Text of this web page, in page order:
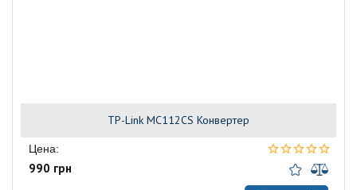
TP-Link MC112CS Конвертер
Цена:
990 грн